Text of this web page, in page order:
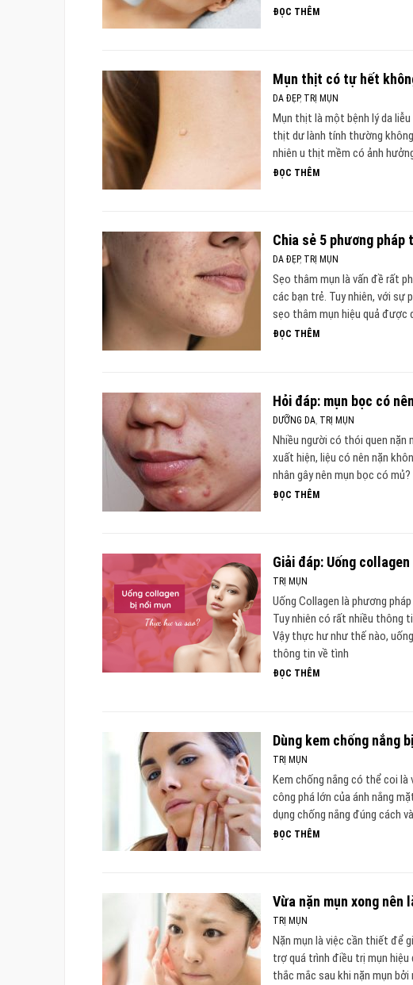
ĐỌC THÊM
Mụn thịt có tự hết
DA ĐẸP, TRỊ MỤN
Mụn thịt là một bệnh lý da
thịt dư lành tính thường
nhiên u thịt mềm có ảnh
ĐỌC THÊM
Chia sẻ 5 phương
DA ĐẸP, TRỊ MỤN
Sẹo thâm mụn là vấn đề rất
các bạn trẻ. Tuy nhiên, với sự
sẹo thâm mụn hiệu quả được
ĐỌC THÊM
Hỏi đáp: mụn bọc có
DƯỠNG DA TRỊ MỤN
Nhiều người có thói quen nặn
xuất hiện, liệu có nên nặn
nhân gây nên mụn bọc có
ĐỌC THÊM
Giải đáp: Uống
TRỊ MỤN
Uống Collagen là phương
Tuy nhiên có rất nhiều thông
Vậy thực hư như thế nào,
thông tin về tình
ĐỌC THÊM
Dùng kem chống nắng
TRỊ MỤN
Kem chống nắng có thể coi
công phá lớn của ánh nắng
dụng chống nắng đúng cách
ĐỌC THÊM
Vừa nặn mụn xong nên
TRỊ MỤN
Nặn mụn là việc cần thiết để
trợ quá trình điều trị mụn hiệu
thắc mắc sau khi nặn mụn